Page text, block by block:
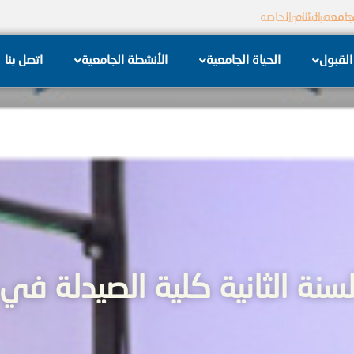
الشام الخاصة
الكرامة الكهربائية
القبول الحياة الجامعية الأنشطة الجامعية اتصل بنا
الثانية كلية الصيدلة